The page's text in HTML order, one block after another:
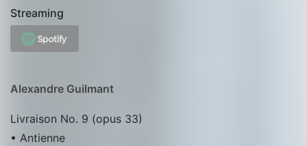
Streaming
Alexandre Guilmant
Livraison No. 9 (opus 33)
• Antienne